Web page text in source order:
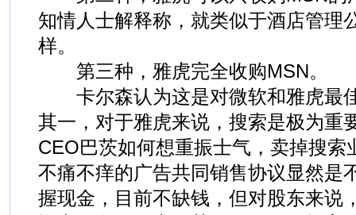
知情人士解释称，就类似于酒店管理
样。
第三种，雅虎完全收购MSN
卡尔森认为这是对微软和雅虎最
其一，对于雅虎来说，搜索是极为重
CEO巴茨如何想重振士气，卖掉搜索
不痛不痒的广告共同销售协议显然是
握现金，目前不缺钱，但对股东来说